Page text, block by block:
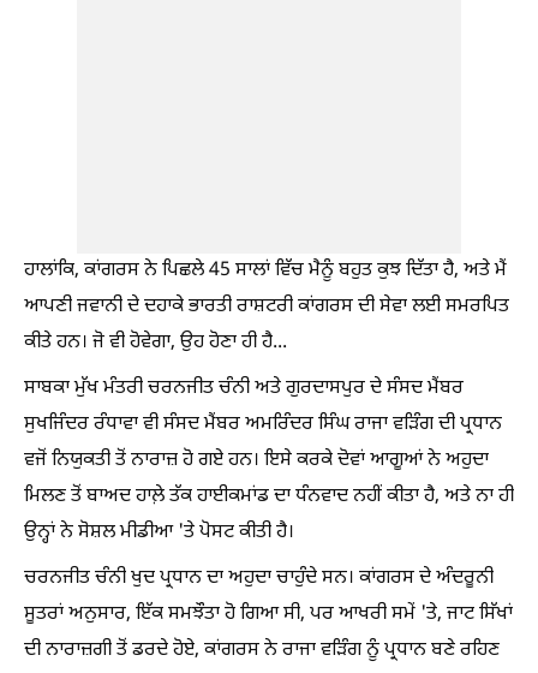
ਹਾਲਾਂਕਿ, ਕਾਂਗਰਸ ਨੇ ਪਿਛਲੇ 45 ਸਾਲਾਂ ਵਿੱਚ ਮੈਨੂੰ ਬਹੁਤ ਕੁਝ ਦਿੱਤਾ ਹੈ, ਅਤੇ ਮੈਂ
ਆਪਣੀ ਜਵਾਨੀ ਦੇ ਦਹਾਕੇ ਭਾਰਤੀ ਰਾਸ਼ਟਰੀ ਕਾਂਗਰਸ ਦੀ ਸੇਵਾ ਲਈ ਸਮਰਪਿਤ
ਕੀਤੇ ਹਨ। ਜੋ ਵੀ ਹੋਵੇਗਾ, ਉਹ ਹੋਣਾ ਹੀ ਹੈ...
ਸਾਬਕਾ ਮੁੱਖ ਮੰਤਰੀ ਚਰਨਜੀਤ ਚੰਨੀ ਅਤੇ ਗੁਰਦਾਸਪੁਰ ਦੇ ਸੰਸਦ ਮੈਂਬਰ
ਸੁਖਜਿੰਦਰ ਰੰਧਾਵਾ ਵੀ ਸੰਸਦ ਮੈਂਬਰ ਅਮਰਿੰਦਰ ਸਿੰਘ ਰਾਜਾ ਵੜਿੰਗ ਦੀ ਪ੍ਰਧਾਨ
ਵਜੋਂ ਨਿਯੁਕਤੀ ਤੋਂ ਨਾਰਾਜ਼ ਹੋ ਗਏ ਹਨ। ਇਸੇ ਕਰਕੇ ਦੋਵਾਂ ਆਗੂਆਂ ਨੇ ਅਹੁਦਾ
ਮਿਲਣ ਤੋਂ ਬਾਅਦ ਹਾਲ਼ੇ ਤੱਕ ਹਾਈਕਮਾਂਡ ਦਾ ਧੰਨਵਾਦ ਨਹੀਂ ਕੀਤਾ ਹੈ, ਅਤੇ ਨਾ ਹੀ
ਉਨ੍ਹਾਂ ਨੇ ਸੋਸ਼ਲ ਮੀਡੀਆ 'ਤੇ ਪੋਸਟ ਕੀਤੀ ਹੈ।
ਚਰਨਜੀਤ ਚੰਨੀ ਖੁਦ ਪ੍ਰਧਾਨ ਦਾ ਅਹੁਦਾ ਚਾਹੁੰਦੇ ਸਨ। ਕਾਂਗਰਸ ਦੇ ਅੰਦਰੂਨੀ
ਸੂਤਰਾਂ ਅਨੁਸਾਰ, ਇੱਕ ਸਮਝੌਤਾ ਹੋ ਗਿਆ ਸੀ, ਪਰ ਆਖਰੀ ਸਮੇਂ 'ਤੇ, ਜਾਟ ਸਿੱਖਾਂ
ਦੀ ਨਾਰਾਜ਼ਗੀ ਤੋਂ ਡਰਦੇ ਹੋਏ, ਕਾਂਗਰਸ ਨੇ ਰਾਜਾ ਵੜਿੰਗ ਨੂੰ ਪ੍ਰਧਾਨ ਬਣੇ ਰਹਿਣ